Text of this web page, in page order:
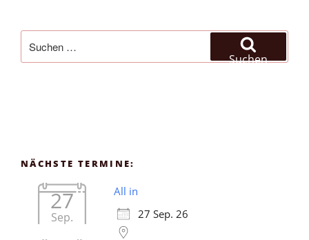
nach:
Suchen
NÄCHSTE TERMINE:
27
Sep.
All in
27 Sep. 26